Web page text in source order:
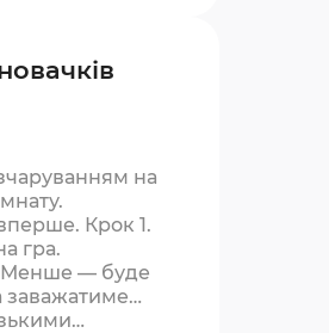
на
Крок 1.
гра.
Менше — буде
заважатиме